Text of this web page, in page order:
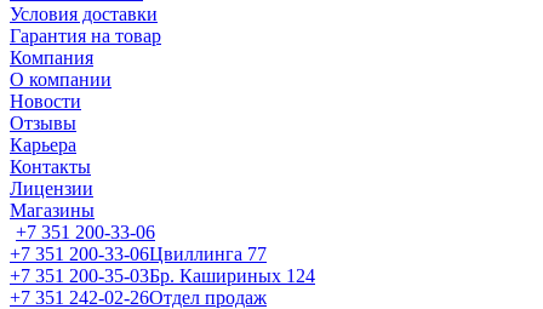
Условия доставки
Гарантия на товар
Компания
О компании
Новости
Отзывы
Карьера
Контакты
Лицензии
Магазины
+7 351 200-33-06
+7 351 200-33-06Цвиллинга 77
+7 351 200-35-03Бр. Кашириных 124
+7 351 242-02-26Отдел продаж